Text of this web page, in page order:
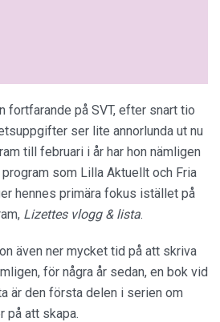
fortfarande på SVT, efter snart tio
ser lite annorlunda ut nu
till februari i år har hon nämligen
som Lilla Aktuellt och Fria
hennes primära fokus istället på
Lizettes vlogg & lista.
även ner mycket tid på att skriva
för några år sedan, en bok vid
är den första delen i serien om
på att skapa.